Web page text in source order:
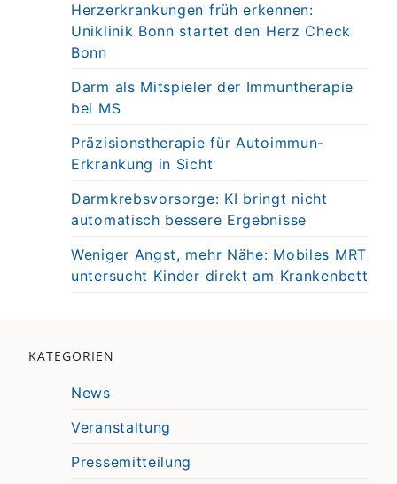
Herzerkrankungen früh erkennen:
Uniklinik Bonn startet den Herz Check
Bonn
Darm als Mitspieler der Immuntherapie
bei MS
Präzisionstherapie für Autoimmun-
Erkrankung in Sicht
Darmkrebsvorsorge: KI bringt nicht
automatisch bessere Ergebnisse
Weniger Angst, mehr Nähe: Mobiles MRT
untersucht Kinder direkt am Krankenbett
KATEGORIEN
News
Veranstaltung
Pressemitteilung